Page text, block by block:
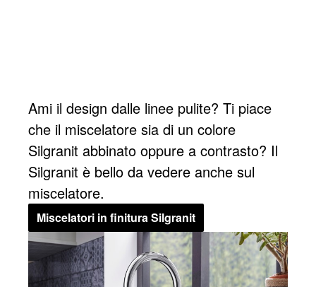
Ami il design dalle linee pulite? Ti piace
che il miscelatore sia di un colore
Silgranit abbinato oppure a contrasto? Il
Silgranit è bello da vedere anche sul
miscelatore.
Miscelatori in finitura Silgranit